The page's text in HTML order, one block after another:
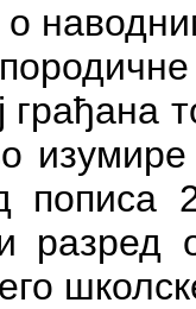
о
разред